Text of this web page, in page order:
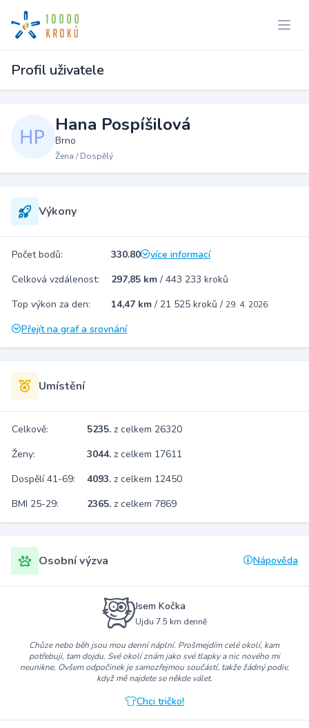
Profil uživatele
Hana Pospíšilová
Brno
Žena / Dospělý
Výkony
Počet bodů: 330.80
více informací
Celková vzdálenost:
297,85 km / 443 233 kroků
Top výkon za den:
14,47 km / 21 525 kroků / 29. 4. 2026
Přejít na graf a srovnání
Umístění
Celkově: 5235. z celkem 26320
Ženy:
3044. z celkem 17611
Dospělí 41-69:
4093. z celkem 12450
BMI 25-29:
2365. z celkem 7869
Osobní výzva Nápověda
Jsem Kočka
Ujdu 7.5 km denně
Chůze nebo běh jsou mou denní náplní. Prošmejdím celé okolí, kam
potřebuji, tam dojdu. Své okolí znám jako své tlapky a nic nového mi
neunikne. Ovšem odpočinek je samozřejmou součástí, takže žádný podiv,
když mě najdete se někde válet.
Chci tričko!